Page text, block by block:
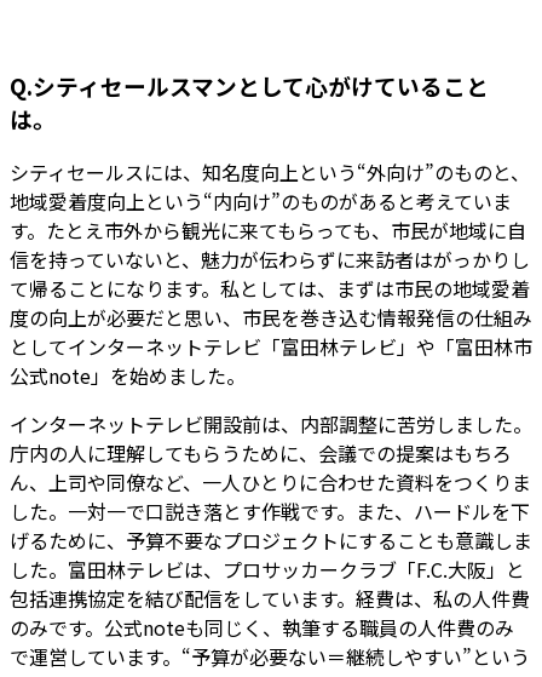
Q.シティセールスマンとして心がけていること
は。
シティセールスには、知名度向上という“外向け”のものと、
地域愛着度向上という“内向け”のものがあると考えていま
す。たとえ市外から観光に来てもらっても、市民が地域に自
信を持っていないと、魅力が伝わらずに来訪者はがっかりし
て帰ることになります。私としては、まずは市民の地域愛着
度の向上が必要だと思い、市民を巻き込む情報発信の仕組み
としてインターネットテレビ「富田林テレビ」や「富田林市
公式note」を始めました。
インターネットテレビ開設前は、内部調整に苦労しました。
庁内の人に理解してもらうために、会議での提案はもちろ
ん、上司や同僚など、一人ひとりに合わせた資料をつくりま
した。一対一で口説き落とす作戦です。また、ハードルを下
げるために、予算不要なプロジェクトにすることも意識しま
した。富田林テレビは、プロサッカークラブ「F.C.大阪」と
包括連携協定を結び配信をしています。経費は、私の人件費
のみです。公式noteも同じく、執筆する職員の人件費のみ
で運営しています。“予算が必要ない＝継続しやすい”という